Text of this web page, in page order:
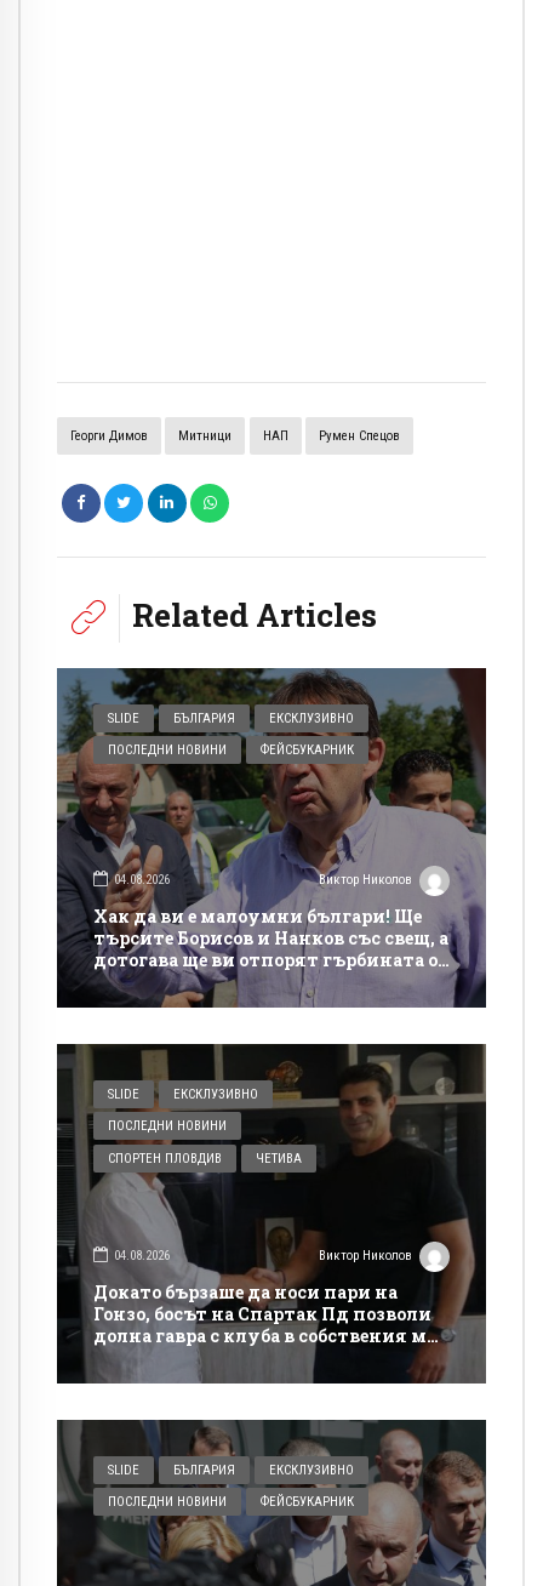
Георги Димов Митници НАП Румен Спецов
Related Articles
SLIDE БЪЛГАРИЯ ЕКСКЛУЗИВНО
ПОСЛЕДНИ НОВИНИ ФЕЙСБУКАРНИК
04.08.2026 Виктор Николов
Хак да ви е малоумни българи! Ще
търсите Борисов и Нанков със свещ, а
дотогава ще ви отпорят гърбината от
такси на магистралите
SLIDE ЕКСКЛУЗИВНО
ПОСЛЕДНИ НОВИНИ
СПОРТЕН ПЛОВДИВ ЧЕТИВА
04.08.2026 Виктор Николов
Докато бързаше да носи пари на
Гонзо, босът на Спартак Пд позволи
долна гавра с клуба в собствения му
сайт
SLIDE БЪЛГАРИЯ ЕКСКЛУЗИВНО
ПОСЛЕДНИ НОВИНИ ФЕЙСБУКАРНИК